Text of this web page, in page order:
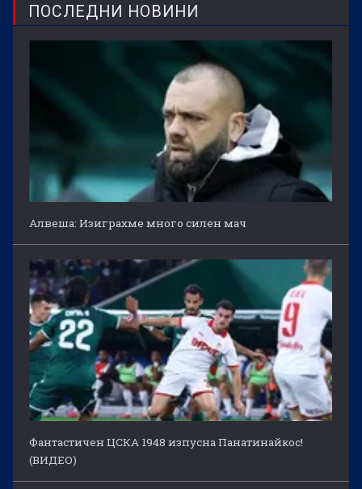
ПОСЛЕДНИ НОВИНИ
Алвеша: Изиграхме много силен мач
Фантастичен ЦСКА 1948 изпусна Панатинайкос!
(ВИДЕО)